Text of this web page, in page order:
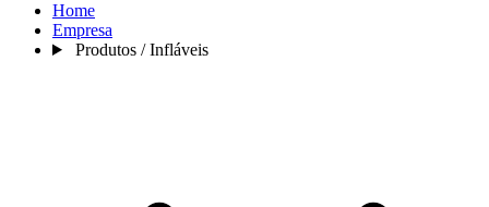
Home
Empresa
Produtos / Infláveis